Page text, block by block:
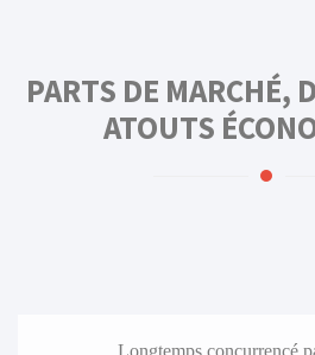
PARTS DE MARCHÉ,
ATOUTS